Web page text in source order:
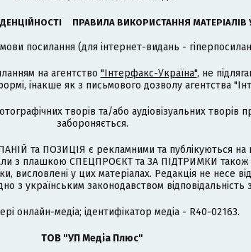
ПРАВИЛА ВИКОРИСТАННЯ МАТЕРІАЛІВ
посилання (для інтернет-видань -
на агентство "Інтерфакс-Україна", не
інакше як з письмового дозволу агентства
творів та/або аудіовізуальних
забороняється.
та ПОЗИЦІЯ є рекламними та публікуються на
з плашкою СПЕЦПРОЄКТ та ЗА ПІДТРИМКИ
висловлені у цих матеріалах. Редакція не несе
з українським законодавством
онлайн-медіа; ідентифікатор медіа - R40-02163.
ТОВ "УП Медіа Плюс"